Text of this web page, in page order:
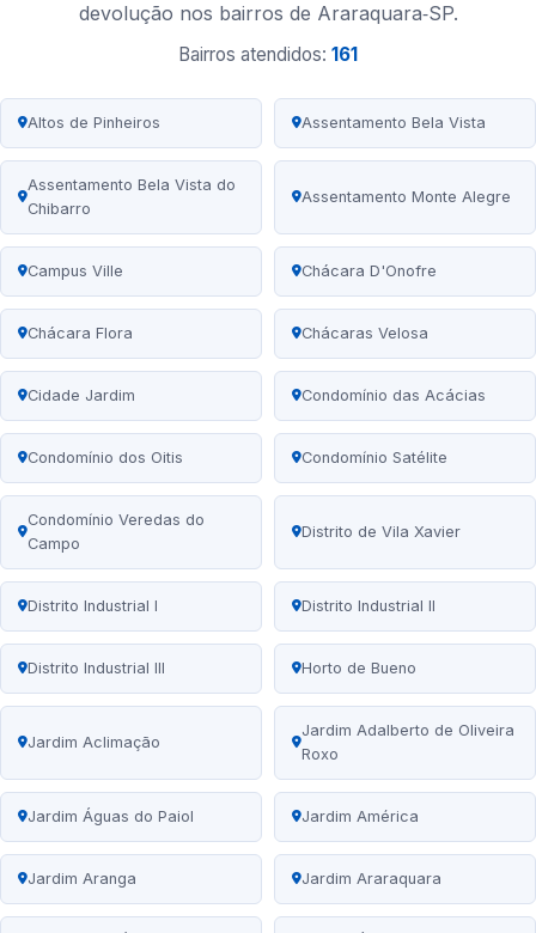
devolução nos bairros de Araraquara‑SP.
Bairros atendidos: 161
Altos de Pinheiros Assentamento Bela Vista
Assentamento Bela Vista do
Chibarro
Assentamento Monte Alegre
Campus Ville Chácara D'Onofre
Chácara Flora Chácaras Velosa
Cidade Jardim Condomínio das Acácias
Condomínio dos Oitis Condomínio Satélite
Condomínio Veredas do
Campo
Distrito de Vila Xavier
Distrito Industrial I Distrito Industrial II
Distrito Industrial III Horto de Bueno
Jardim Aclimação
Jardim Adalberto de Oliveira
Roxo
Jardim Águas do Paiol Jardim América
Jardim Aranga Jardim Araraquara